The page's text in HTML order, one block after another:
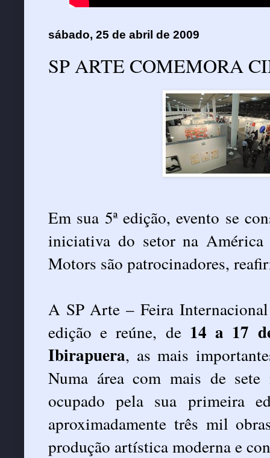
sábado, 25 de abril de 2009
SP ARTE COMEMORA
Em sua 5ª edição, evento se
iniciativa do setor na
Motors são patrocinadores,
A SP Arte – Feira
edição e reúne, de 14 a 17
Ibirapuera, as mais
Numa área com mais de
ocupado pela sua primeira
aproximadamente três mil
produção artística moderna e